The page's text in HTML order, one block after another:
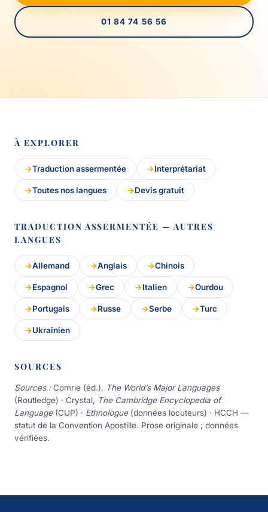
01 84 74 56 56
À EXPLORER
Traduction assermentée Interprétariat
Toutes nos langues Devis gratuit
TRADUCTION ASSERMENTÉE — AUTRES
LANGUES
Allemand Anglais Chinois
Espagnol Grec Italien Ourdou
Portugais Russe Serbe Turc
Ukrainien
SOURCES
Sources :Comrie (éd.), The World’s Major Languages
(Routledge) · Crystal, The Cambridge Encyclopedia of
Language(CUP) · Ethnologue(données locuteurs) · HCCH —
statut de la Convention Apostille. Prose originale ; données
vérifiées.